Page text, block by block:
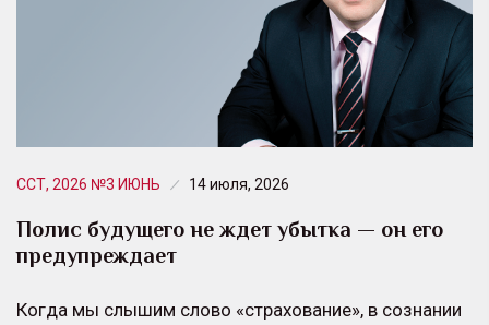
ССТ, 2026 №3 ИЮНЬ 14 июля, 2026
Полис будущего не ждет убытка — он его
предупреждает
Когда мы слышим слово «страхование», в сознании